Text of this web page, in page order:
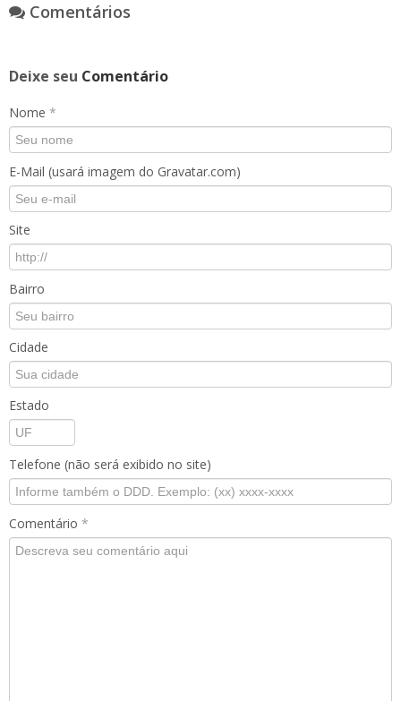
Comentários
Deixe seu Comentário
Nome *
E-Mail (usará imagem do Gravatar.com)
Site
Bairro
Cidade
Estado
Telefone (não será exibido no site)
Comentário *